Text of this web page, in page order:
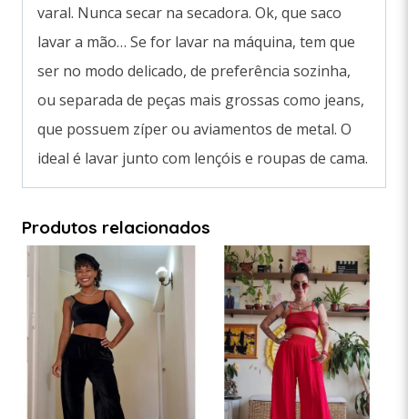
varal. Nunca secar na secadora. Ok, que saco
lavar a mão… Se for lavar na máquina, tem que
ser no modo delicado, de preferência sozinha,
ou separada de peças mais grossas como jeans,
que possuem zíper ou aviamentos de metal. O
ideal é lavar junto com lençóis e roupas de cama.
Produtos relacionados